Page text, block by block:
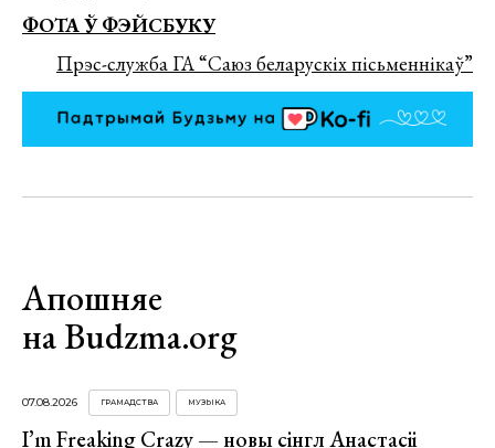
ФОТА Ў ФЭЙСБУКУ
Прэс-служба ГА “Саюз беларускіх пісьменнікаў”
Апошняе
на Budzma.org
07.08.2026 ГРАМАДСТВА МУЗЫКА
I’m Freaking Crazy — новы сінгл Анастасіі